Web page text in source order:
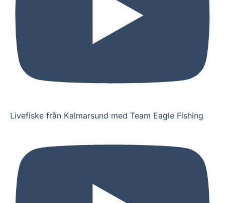
Livefiske från Kalmarsund med Team Eagle Fishing